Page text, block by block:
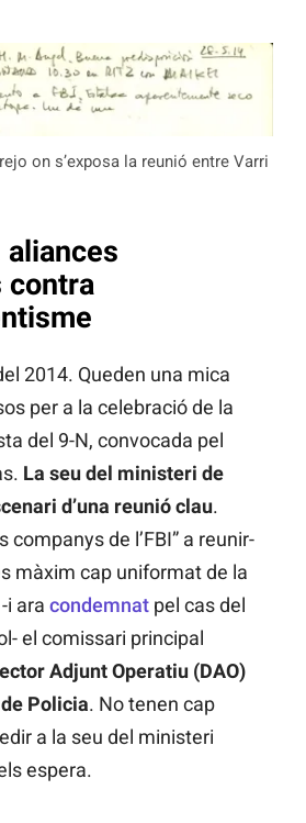
on s’exposa la reunió entre Varri
aliances
contra
2014. Queden una mica
per a la celebració de la
del 9-N, convocada pel
La seu del ministeri de
d’una reunió clau.
companys de l’FBI” a reunir-
màxim cap uniformat de la
i ara condemnat pel cas del
el comissari principal
Adjunt Operatiu (DAO)
Policia. No tenen cap
a la seu del ministeri
espera.